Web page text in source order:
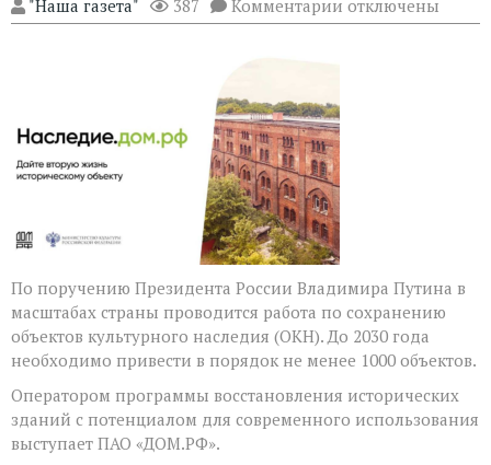
"Наша газета" 387 Комментарии
записи
господдержки
отключены
По поручению Президента России Владимира Путина в
масштабах страны проводится работа по сохранению
объектов культурного наследия (ОКН). До 2030 года
необходимо привести в порядок не менее 1000 объектов.
Оператором программы восстановления исторических
зданий с потенциалом для современного использования
выступает ПАО «ДОМ.РФ».